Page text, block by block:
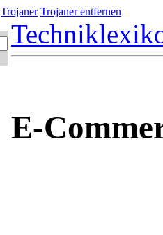
Trojaner Trojaner entfernen
E-